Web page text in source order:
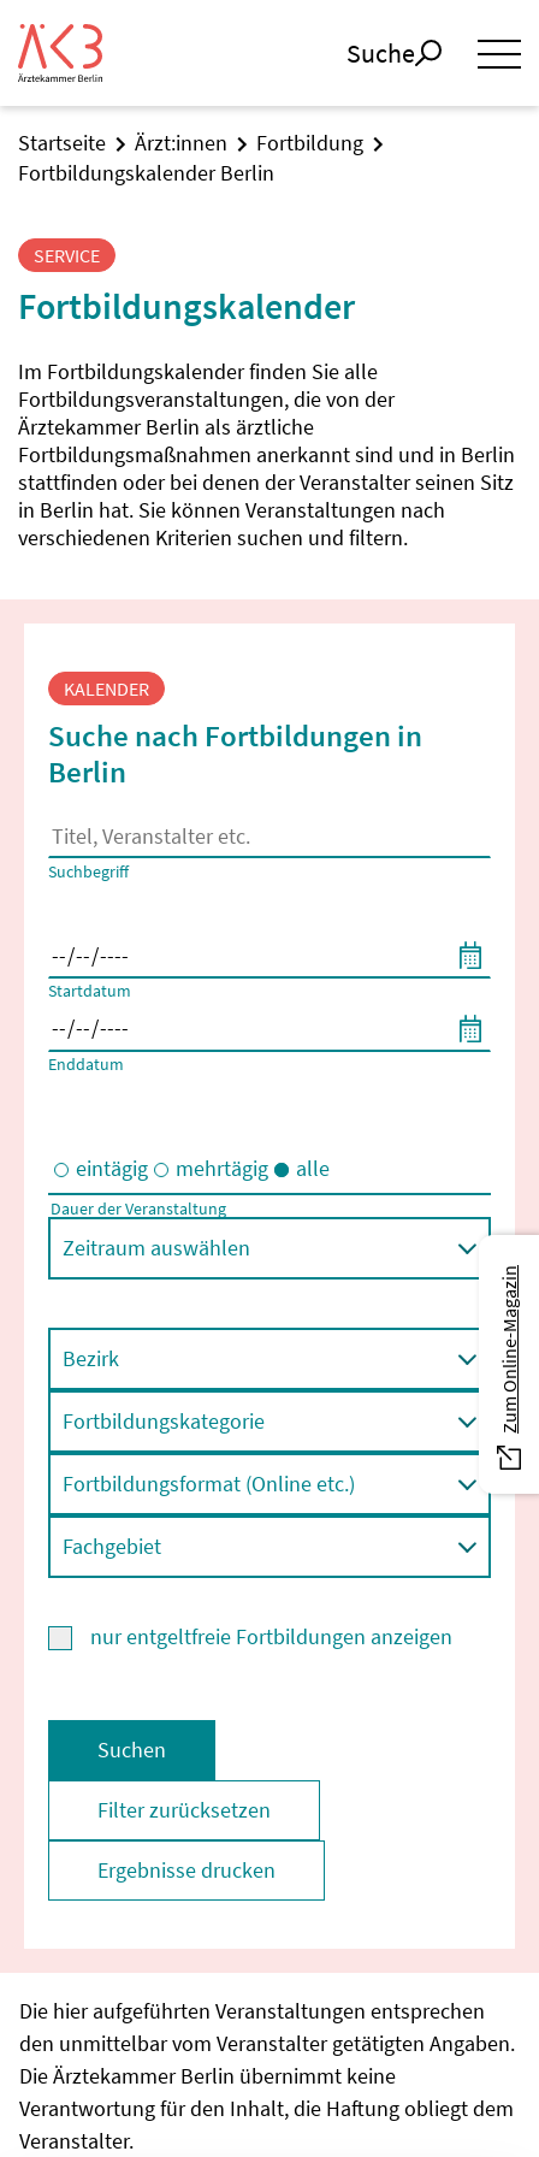
Suche
Startseite Ärzt:innen
Fortbildung
Fortbildungskalender Berlin
SERVICE
Fortbildungskalender
Im Fortbildungskalender finden Sie alle
Fortbildungsveranstaltungen, die von der
Ärztekammer Berlin als ärztliche
Fortbildungsmaßnahmen anerkannt sind und in Berlin
stattfinden oder bei denen der Veranstalter seinen Sitz
in Berlin hat. Sie können Veranstaltungen nach
verschiedenen Kriterien suchen und filtern.
Fortbildungssuche
KALENDER
Suche nach Fortbildungen in
Berlin
Es erscheinen Suchvorschläge, wenn mindestens 2 Zeichen
Suchbegriff
Startdatum
Enddatum
Eintägige und/oder mehrtägige Veranstaltungen
eintägig mehrtägig alle
Dauer der Veranstaltung
Zeitraum auswählen
Bezirk
Fortbildungskategorie
Fortbildungsformat (Online etc.)
Fachgebiet
nur entgeltfreie Fortbildungen anzeigen
Suchen
Filter zurücksetzen
Ergebnisse drucken
Die hier aufgeführten Veranstaltungen entsprechen
den unmittelbar vom Veranstalter getätigten Angaben.
Die Ärztekammer Berlin übernimmt keine
Verantwortung für den Inhalt, die Haftung obliegt dem
Veranstalter.
Zum Online-Magazin